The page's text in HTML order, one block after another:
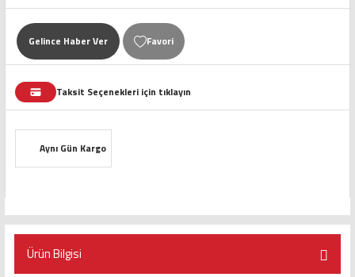
Gelince Haber Ver
Taksit Seçenekleri için tıklayın
Aynı Gün Kargo
Ürün Bilgisi